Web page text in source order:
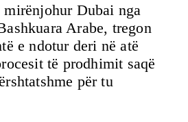
Dubai nga
Arabe, tregon
e ndotur deri në atë
të prodhimit saqë
për tu